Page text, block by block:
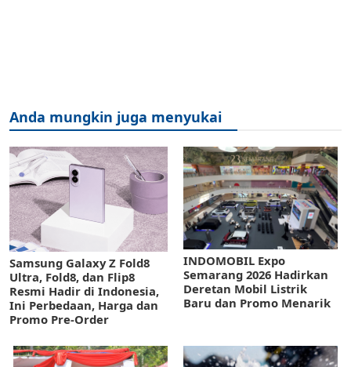
Anda mungkin juga menyukai
Samsung Galaxy Z Fold8
Ultra, Fold8, dan Flip8
Resmi Hadir di Indonesia,
Ini Perbedaan, Harga dan
Promo Pre-Order
INDOMOBIL Expo
Semarang 2026 Hadirkan
Deretan Mobil Listrik
Baru dan Promo Menarik